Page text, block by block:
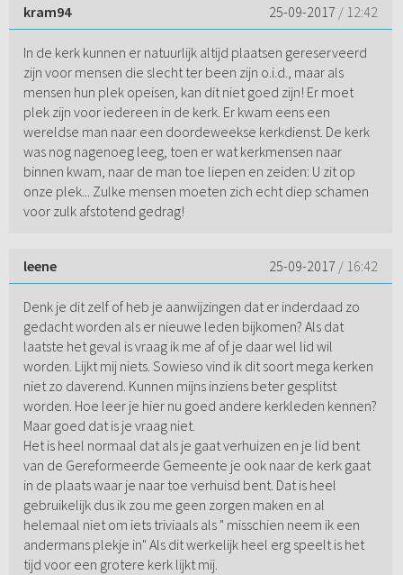
kram94 25-09-2017 / 12:42
In de kerk kunnen er natuurlijk altijd plaatsen gereserveerd
zijn voor mensen die slecht ter been zijn o.i.d., maar als
mensen hun plek opeisen, kan dit niet goed zijn! Er moet
plek zijn voor iedereen in de kerk. Er kwam eens een
wereldse man naar een doordeweekse kerkdienst. De kerk
was nog nagenoeg leeg, toen er wat kerkmensen naar
binnen kwam, naar de man toe liepen en zeiden: U zit op
onze plek... Zulke mensen moeten zich echt diep schamen
voor zulk afstotend gedrag!
leene 25-09-2017 / 16:42
Denk je dit zelf of heb je aanwijzingen dat er inderdaad zo
gedacht worden als er nieuwe leden bijkomen? Als dat
laatste het geval is vraag ik me af of je daar wel lid wil
worden. Lijkt mij niets. Sowieso vind ik dit soort mega kerken
niet zo daverend. Kunnen mijns inziens beter gesplitst
worden. Hoe leer je hier nu goed andere kerkleden kennen?
Maar goed dat is je vraag niet.
Het is heel normaal dat als je gaat verhuizen en je lid bent
van de Gereformeerde Gemeente je ook naar de kerk gaat
in de plaats waar je naar toe verhuisd bent. Dat is heel
gebruikelijk dus ik zou me geen zorgen maken en al
helemaal niet om iets triviaals als " misschien neem ik een
andermans plekje in" Als dit werkelijk heel erg speelt is het
tijd voor een grotere kerk lijkt mij.